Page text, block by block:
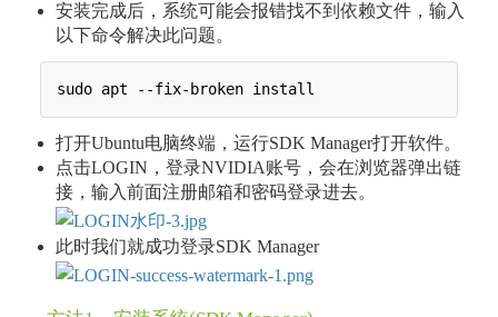
安装完成后，系统可能会报错找不到依赖文件，输入
以下命令解决此问题。
打开Ubuntu电脑终端，运行SDK Manager打开软件。
点击LOGIN，登录NVIDIA账号，会在浏览器弹出链
接，输入前面注册邮箱和密码登录进去。
此时我们就成功登录SDK Manager